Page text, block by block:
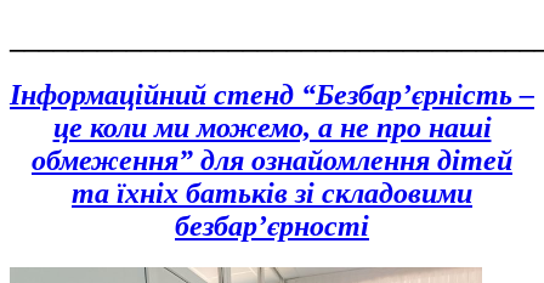
Інформаційний стенд “Безбар’єрність –
це коли ми можемо, а не про наші
обмеження” для ознайомлення дітей
та їхніх батьків зі складовими
безбар’єрності